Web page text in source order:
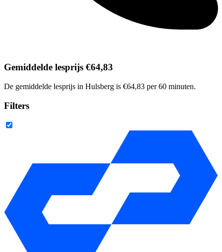
Gemiddelde lesprijs €64,83
De gemiddelde lesprijs in Hulsberg is €64,83 per 60 minuten.
Filters